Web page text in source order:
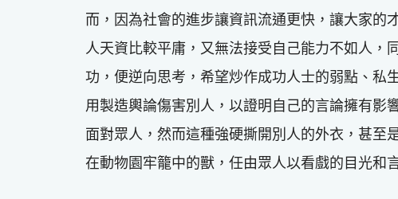
而，因為社會的進步讓資訊流通更快，讓大家的
人天資比較平庸，又無法接受自己能力不如人，
功，便逆向思考，希望炒作成功人士的弱點、私
用製造輿論傷害別人，以證明自己的言論擁有影
面對眾人，然而這種強硬撕開別人的外衣，甚至
在動物園牢籠中的獸，任由眾人以看戲的目光和